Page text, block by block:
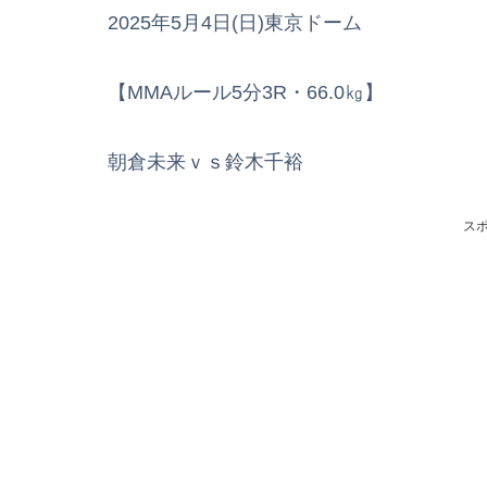
2025年5月4日(日)東京ドーム
【MMAルール5分3R・66.0㎏】
朝倉未来ｖｓ鈴木千裕
ス